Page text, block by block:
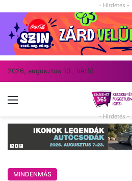
- Hirdetés -
2026, augusztus 10., hétfő
Menü
- Hirdetés -
MINDENMÁS